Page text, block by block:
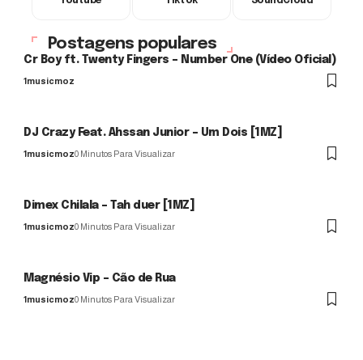
Postagens populares
Cr Boy ft. Twenty Fingers – Number One (Vídeo Oficial)
1musicmoz
DJ Crazy Feat. Ahssan Junior – Um Dois [1MZ]
1musicmoz0 Minutos Para Visualizar
Dimex Chilala – Tah duer [1MZ]
1musicmoz0 Minutos Para Visualizar
Magnésio Vip – Cão de Rua
1musicmoz0 Minutos Para Visualizar